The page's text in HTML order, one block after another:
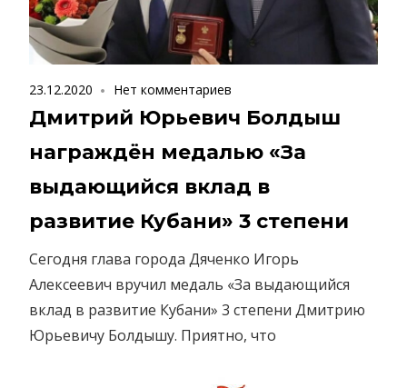
23.12.2020 Нет комментариев
Дмитрий Юрьевич Болдыш
награждён медалью «За
выдающийся вклад в
развитие Кубани» 3 степени
Сегодня глава города Дяченко Игорь
Алексеевич вручил медаль «За выдающийся
вклад в развитие Кубани» 3 степени Дмитрию
Юрьевичу Болдышу. Приятно, что